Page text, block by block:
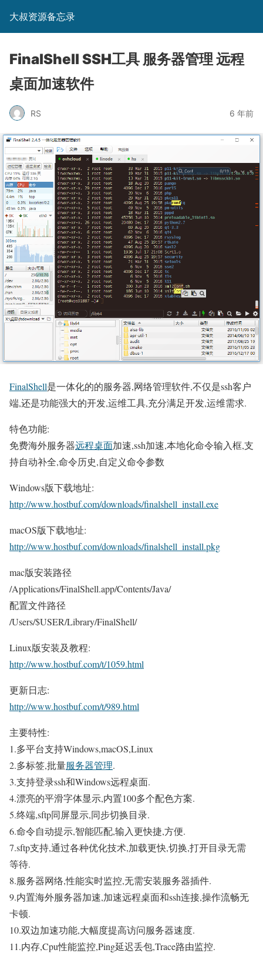
大叔资源备忘录
FinalShell SSH工具 服务器管理 远程
桌面加速软件
RS 6 年前
FinalShell是一体化的的服务器,网络管理软件,不仅是ssh客户
端,还是功能强大的开发,运维工具,充分满足开发,运维需求.
特色功能:
免费海外服务器远程桌面加速,ssh加速,本地化命令输入框,支
持自动补全,命令历史,自定义命令参数
Windows版下载地址:
http://www.hostbuf.com/downloads/finalshell_install.exe
macOS版下载地址:
http://www.hostbuf.com/downloads/finalshell_install.pkg
mac版安装路径
/Applications/FinalShell.app/Contents/Java/
配置文件路径
/Users/$USER/Library/FinalShell/
Linux版安装及教程:
http://www.hostbuf.com/t/1059.html
更新日志:
http://www.hostbuf.com/t/989.html
主要特性:
1.多平台支持Windows,macOS,Linux
2.多标签,批量服务器管理.
3.支持登录ssh和Windows远程桌面.
4.漂亮的平滑字体显示,内置100多个配色方案.
5.终端,sftp同屏显示,同步切换目录.
6.命令自动提示,智能匹配,输入更快捷,方便.
7.sftp支持,通过各种优化技术,加载更快,切换,打开目录无需
等待.
8.服务器网络,性能实时监控,无需安装服务器插件.
9.内置海外服务器加速,加速远程桌面和ssh连接,操作流畅无
卡顿.
10.双边加速功能,大幅度提高访问服务器速度.
11.内存,Cpu性能监控,Ping延迟丢包,Trace路由监控.